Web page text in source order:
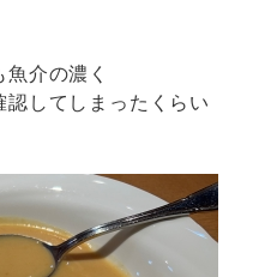
介の濃く
してしまったくらい